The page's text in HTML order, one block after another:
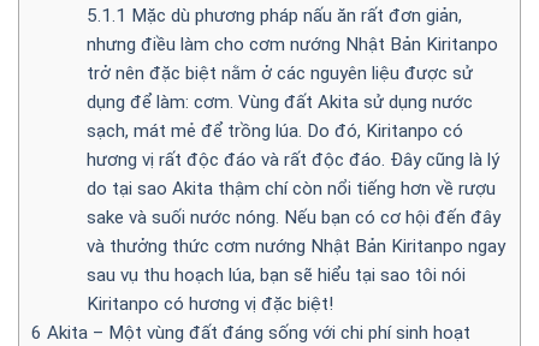
5.1.1 Mặc dù phương pháp nấu ăn rất đơn giản,
nhưng điều làm cho cơm nướng Nhật Bản Kiritanpo
trở nên đặc biệt nằm ở các nguyên liệu được sử
dụng để làm: cơm. Vùng đất Akita sử dụng nước
sạch, mát mẻ để trồng lúa. Do đó, Kiritanpo có
hương vị rất độc đáo và rất độc đáo. Đây cũng là lý
do tại sao Akita thậm chí còn nổi tiếng hơn về rượu
sake và suối nước nóng. Nếu bạn có cơ hội đến đây
và thưởng thức cơm nướng Nhật Bản Kiritanpo ngay
sau vụ thu hoạch lúa, bạn sẽ hiểu tại sao tôi nói
Kiritanpo có hương vị đặc biệt!
6 Akita – Một vùng đất đáng sống với chi phí sinh hoạt